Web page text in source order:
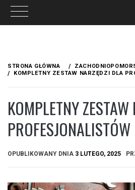
treści
STRONA GŁÓWNA
KOMPLETNY ZESTAW NARZĘDZI DLA
KOMPLETNY
PROFESJONALISTÓW
OPUBLIKOWANY DNIA 3 LUTEGO, 2025